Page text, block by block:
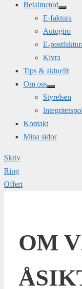
Betalmetod
E-faktura
Autogiro
E-
Kivra
Tips & aktuellt
Om oss
Styrelsen
Kontakt
Mina sidor
Skriv
Ring
Offert
OM